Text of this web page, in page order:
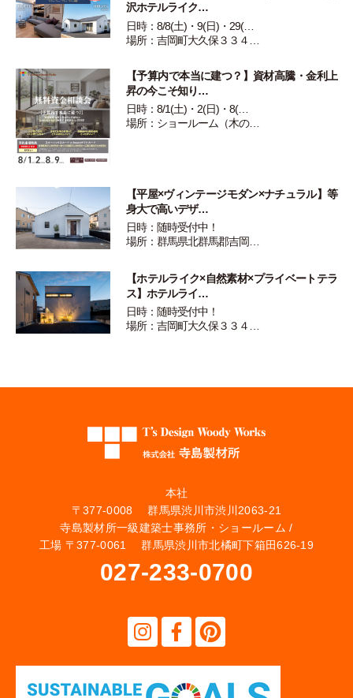
沢ホテルライク…
日時：8/8(土)・9(日)・29(…
場所：吉岡町大久保３３４…
【予算内で本当に建つ？】資材高騰・金利上
昇の今こそ知り…
日時：8/1(土)・2(日)・8(…
場所：ショールーム（木の…
【平屋×ヴィンテージモダン×ナチュラル】等
身大で高いデザ…
日時：随時受付中！
場所：群馬県北群馬郡吉岡…
【ホテルライク×自然素材×プライベートテラ
ス】ホテルライ…
日時：随時受付中！
場所：吉岡町大久保３３４…
本社
〒377-0008 群馬県渋川市渋川2063-21
寺島製材所一級建築士事務所・ショールーム /
工場 〒377-0061 群馬県渋川市北橘町下箱田626-19
027-233-0700